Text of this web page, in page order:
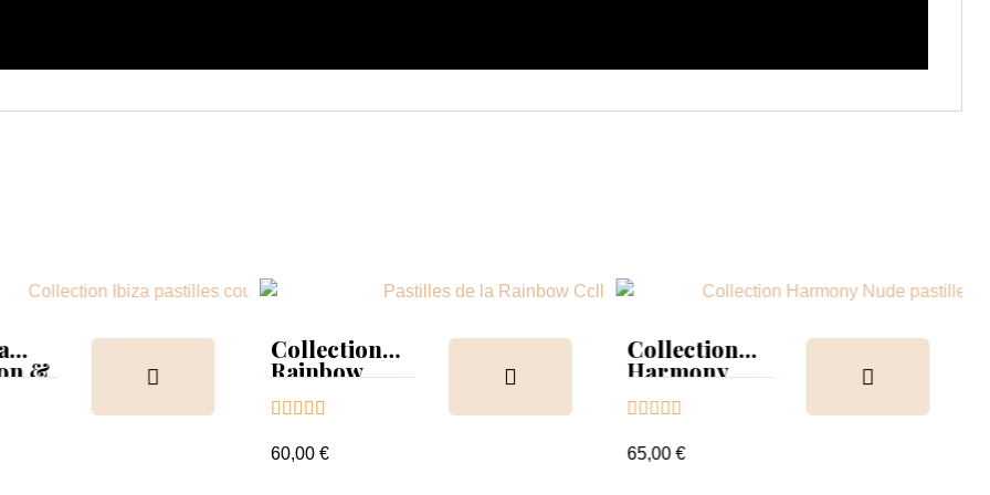
&
Collection
Rainbow
nuancier
    
60,00 €
Collection
Harmony
nuancier
    
65,00 €